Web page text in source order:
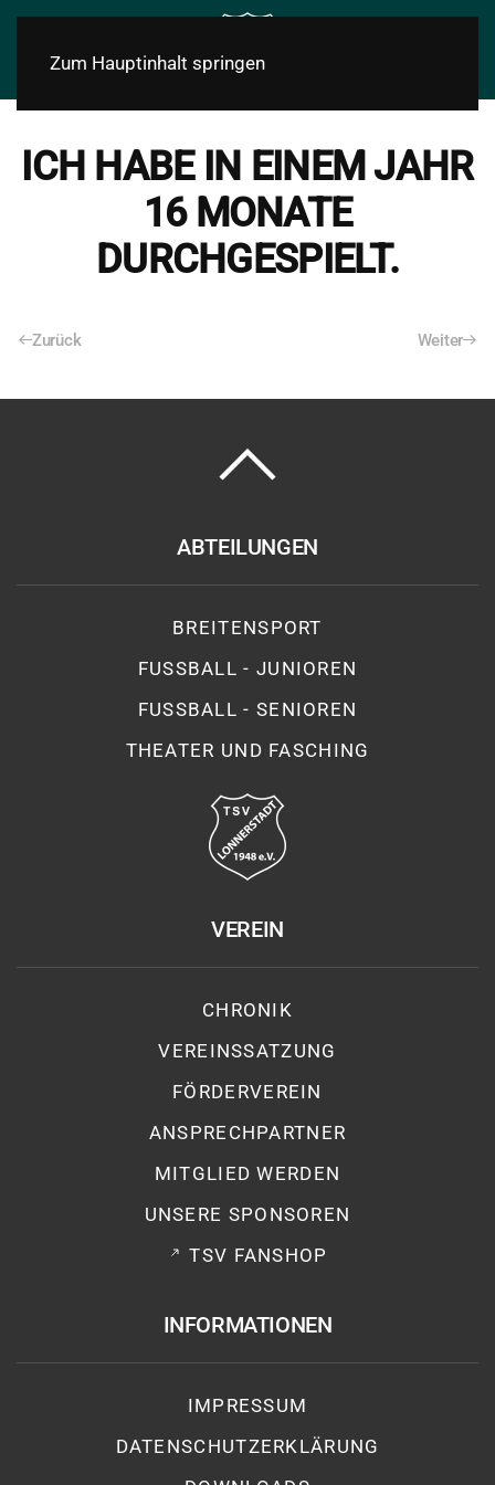
Zum Hauptinhalt springen
ICH HABE IN EINEM JAHR
16 MONATE
DURCHGESPIELT.
Zurück Weiter
ABTEILUNGEN
BREITENSPORT
FUSSBALL - JUNIOREN
FUSSBALL - SENIOREN
THEATER UND FASCHING
VEREIN
CHRONIK
VEREINSSATZUNG
FÖRDERVEREIN
ANSPRECHPARTNER
MITGLIED WERDEN
UNSERE SPONSOREN
TSV FANSHOP
INFORMATIONEN
IMPRESSUM
DATENSCHUTZ­ERKLÄRUNG